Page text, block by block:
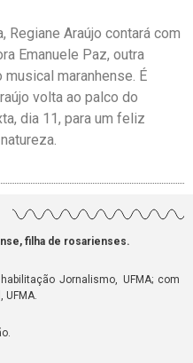
Regiane Araújo contará com
Emanuele Paz, outra
maranhense. É
volta ao palco do
dia 11, para um feliz
filha de rosarienses.
Jornalismo, UFMA; com
UFMA.